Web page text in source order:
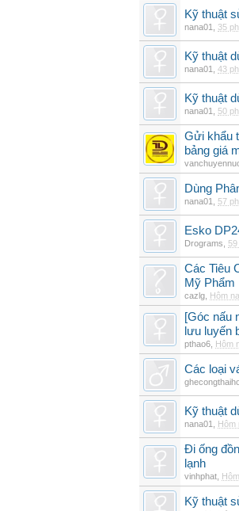
Kỹ thuật
nana01 35
Kỹ thuật
nana01 43
Kỹ thuật
nana01 50
Gửi khẩu
bảng giá
Dùng
nana01 57
Esko
Drograms
Các Tiêu
Mỹ Phẩm
cazlg Hôm
[Góc nấu
lưu luyến
pthao6 Hôm
Các loại
Kỹ thuật
nana01 Hôm
Đi ống
lạnh
vinhphat
Kỹ thuật